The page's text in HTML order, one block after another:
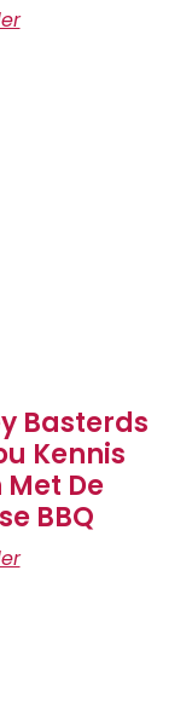
Basterds
Kennis
De
BBQ